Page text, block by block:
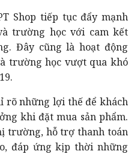
Shop tiếp tục đẩy mạnh
trường học với cam kết
Đây cũng là hoạt động
trường học vượt qua khó
rõ những lợi thế để khách
khi đặt mua sản phẩm.
trường, hỗ trợ thanh toán
đáp ứng kịp thời những